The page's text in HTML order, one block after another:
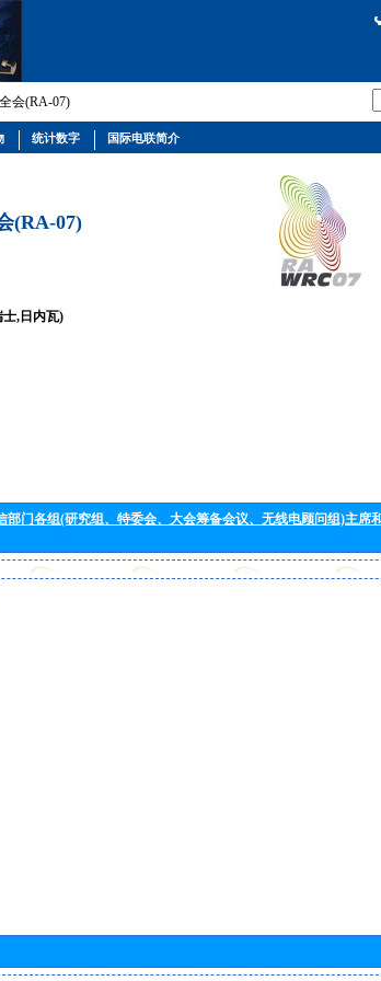
会(RA-07)
(RA-07)
士,日内瓦)
部门各组(研究组、特委会、大会筹备会议、无线电顾问组)主席
统计数字 国际电联简介